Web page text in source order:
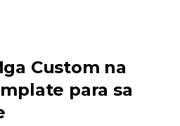
Custom na
para sa